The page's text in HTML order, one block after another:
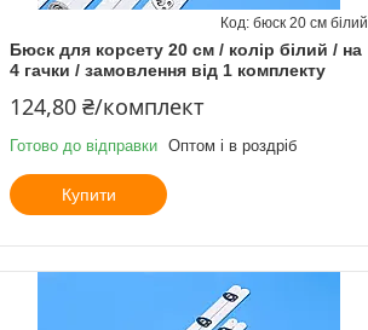
Бюск для корсету 20 см / колір білий / на
4 гачки / замовлення від 1 комплекту
бюск 20 см білий
124,80 ₴/комплект
Готово до відправки Оптом і в роздріб
Купити